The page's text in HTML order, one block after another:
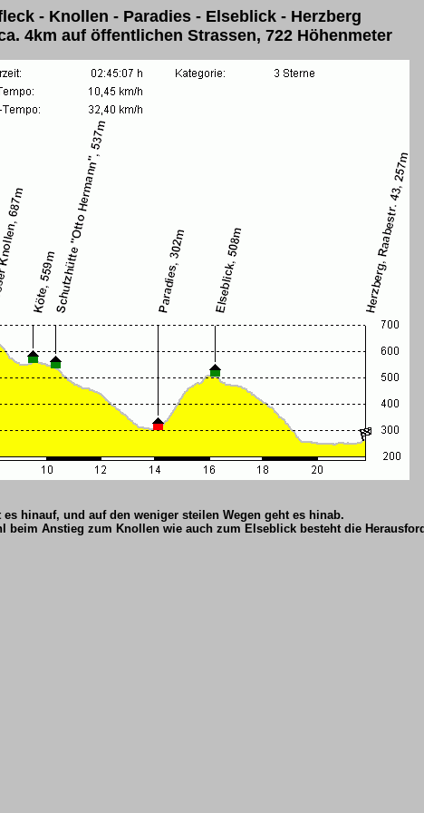
- Knollen - Paradies - Elseblick - Herzberg
4km auf öffentlichen Strassen, 722 Höhenmeter
hinauf, und auf den weniger steilen Wegen geht es hinab.
Anstieg zum Knollen wie auch zum Elseblick besteht die